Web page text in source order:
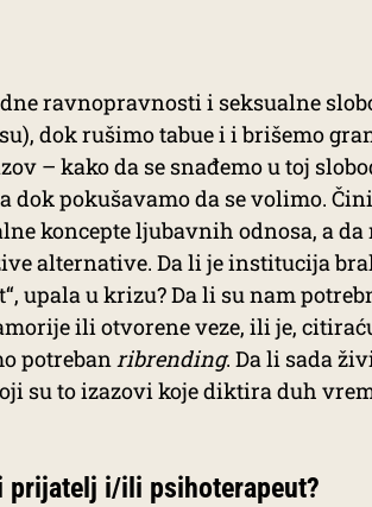
ravnopravnosti i seksualne
dok rušimo tabue i i brišemo
– kako da se snađemo u toj
pokušavamo da se volimo.
koncepte ljubavnih odnosa, a da
alternative. Da li je institucija
upala u krizu? Da li su nam
ili otvorene veze, ili je,
potrebanribrending. Da li sada
su to izazovi koje diktira duh
prijatelj i/ili psihoterapeut?